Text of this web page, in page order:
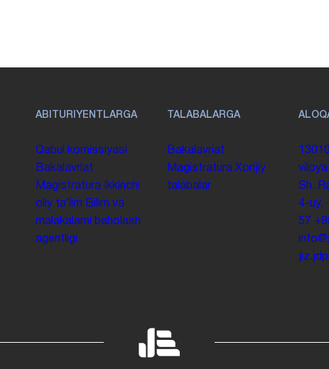
ABITURIYENTLARGA
Qabul komissiyasi
Bakalavriat
Magistratura
Ikkinchi
oliy taʼlim Bilim va
malakalarni baholash
agentligi
TALABALARGA
Bakalavriat
Magistratura Xorijiy
talabalar
Sh.
4-uy.
57